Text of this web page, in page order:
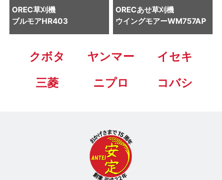
OREC草刈機
ブルモアHR403
ORECあせ草刈機
ウイングモアーWM757AP
クボタ ヤンマー
イセキ
三菱
ニプロ コバシ